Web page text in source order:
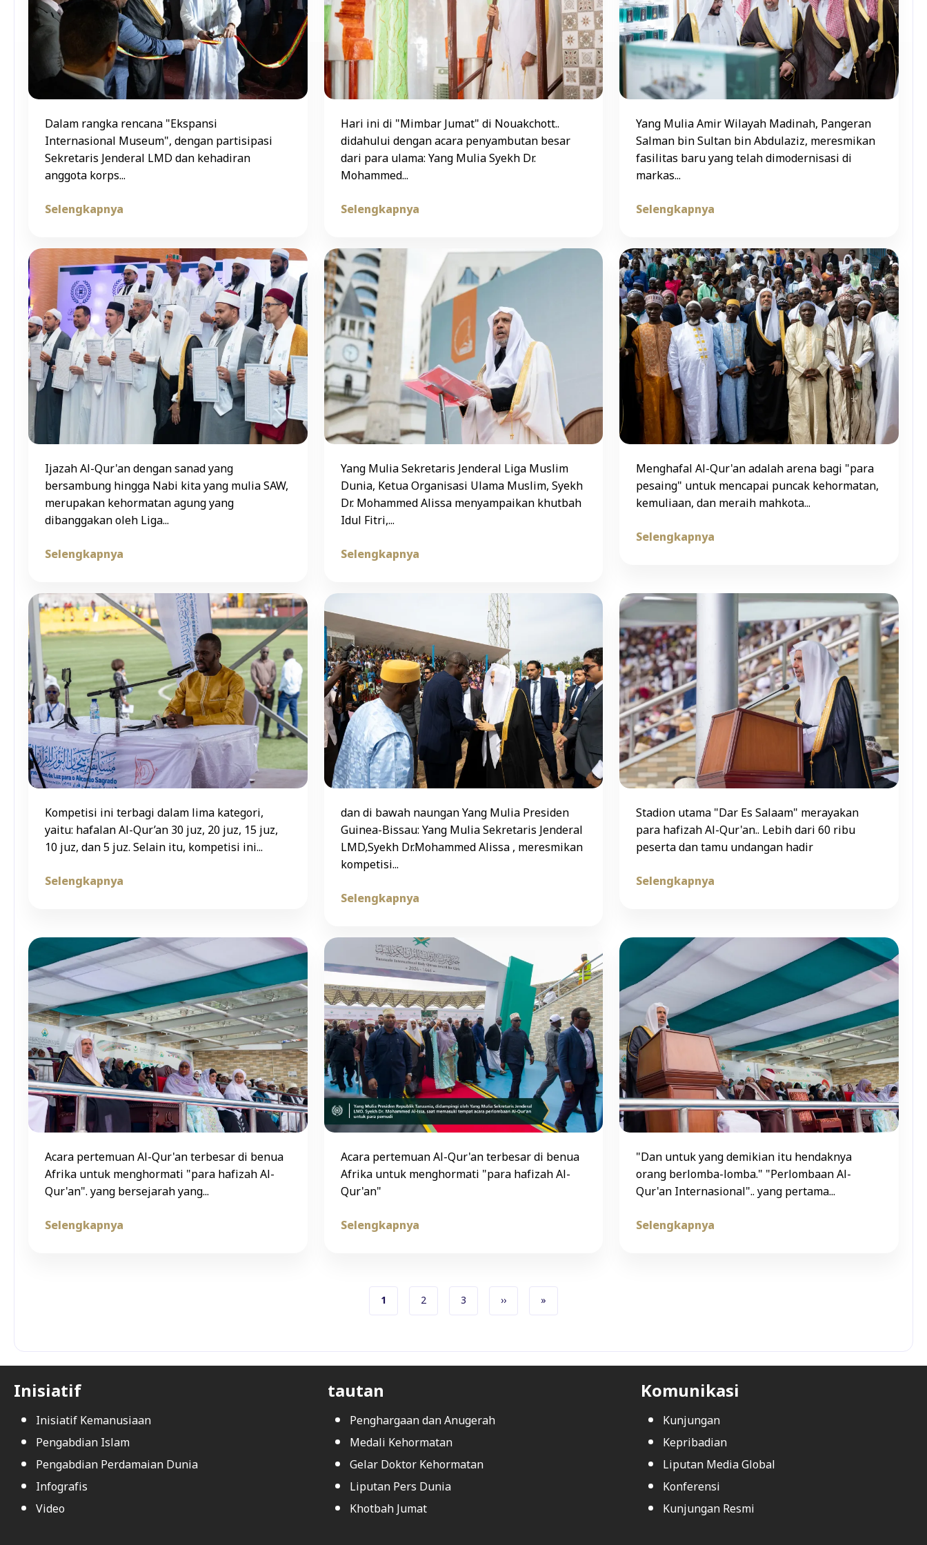
Dalam rangka rencana "Ekspansi
Internasional Museum", dengan partisipasi
Sekretaris Jenderal LMD dan kehadiran
anggota korps...
Selengkapnya
Hari ini di "Mimbar Jumat" di Nouakchott..
didahului dengan acara penyambutan besar
dari para ulama: Yang Mulia Syekh Dr.
Mohammed...
Selengkapnya
Yang Mulia Amir Wilayah Madinah, Pangeran
Salman bin Sultan bin Abdulaziz, meresmikan
fasilitas baru yang telah dimodernisasi di
markas...
Selengkapnya
Ijazah Al-Qur'an dengan sanad yang
bersambung hingga Nabi kita yang mulia SAW,
merupakan kehormatan agung yang
dibanggakan oleh Liga...
Selengkapnya
Yang Mulia Sekretaris Jenderal Liga Muslim
Dunia, Ketua Organisasi Ulama Muslim, Syekh
Dr. Mohammed Alissa menyampaikan khutbah
Idul Fitri,...
Selengkapnya
Menghafal Al-Qur'an adalah arena bagi "para
pesaing" untuk mencapai puncak kehormatan,
kemuliaan, dan meraih mahkota...
Selengkapnya
Kompetisi ini terbagi dalam lima kategori,
yaitu: hafalan Al-Qur’an 30 juz, 20 juz, 15 juz,
10 juz, dan 5 juz. Selain itu, kompetisi ini...
Selengkapnya
dan di bawah naungan Yang Mulia Presiden
Guinea-Bissau: Yang Mulia Sekretaris Jenderal
LMD,Syekh Dr.Mohammed Alissa , meresmikan
kompetisi...
Selengkapnya
Stadion utama "Dar Es Salaam" merayakan
para hafizah Al-Qur'an.. Lebih dari 60 ribu
peserta dan tamu undangan hadir
Selengkapnya
Acara pertemuan Al-Qur'an terbesar di benua
Afrika untuk menghormati "para hafizah Al-
Qur'an". yang bersejarah yang...
Selengkapnya
Acara pertemuan Al-Qur'an terbesar di benua
Afrika untuk menghormati "para hafizah Al-
Qur'an"
Selengkapnya
"Dan untuk yang demikian itu hendaknya
orang berlomba-lomba." "Perlombaan Al-
Qur'an Internasional".. yang pertama...
Selengkapnya
Pagination
Halaman sekarang
1 Halaman
2 Halaman
3 Halaman berikutnya
›› Halaman terakhir
»
Inisiatif
Inisiatif Kemanusiaan
Pengabdian Islam
Pengabdian Perdamaian Dunia
Infografis
Video
tautan
Penghargaan dan Anugerah
Medali Kehormatan
Gelar Doktor Kehormatan
Liputan Pers Dunia
Khotbah Jumat
Komunikasi
Kunjungan
Kepribadian
Liputan Media Global
Konferensi
Kunjungan Resmi